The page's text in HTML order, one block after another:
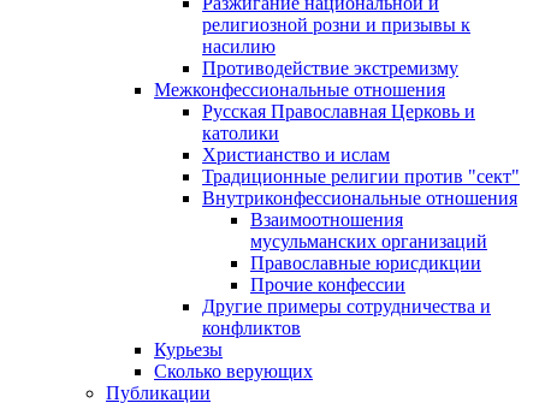
религиозной розни и призывы к
насилию
Противодействие экстремизму
Межконфессиональные отношения
Русская Православная Церковь и
католики
Христианство и ислам
Традиционные религии против "сект"
Внутриконфессиональные отношения
Взаимоотношения
мусульманских организаций
Православные юрисдикции
Прочие конфессии
Другие примеры сотрудничества и
конфликтов
Курьезы
Сколько верующих
Публикации